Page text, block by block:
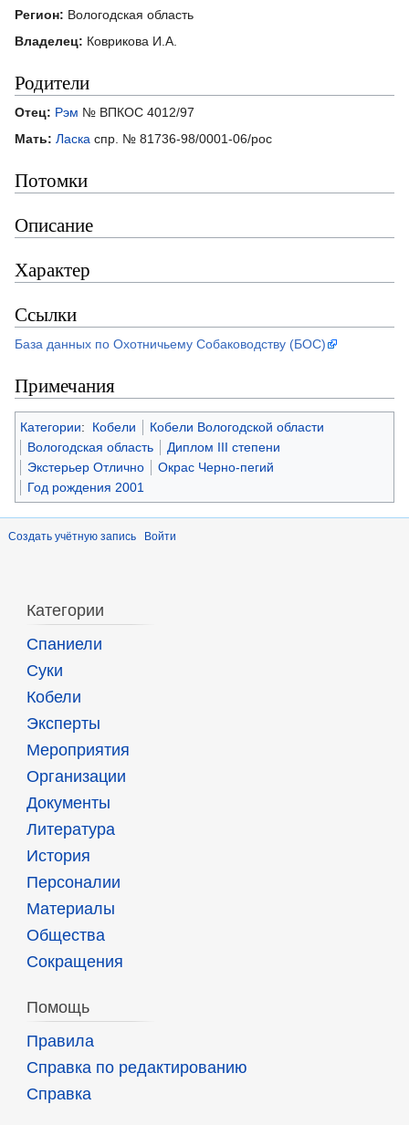
Регион: Вологодская область
Владелец: Коврикова И.А.
Родители
Отец: Рэм № ВПКОС 4012/97
Мать: Ласка спр. № 81736-98/0001-06/рос
Потомки
Описание
Характер
Ссылки
База данных по Охотничьему Собаководству (БОС)
Примечания
Категории: Кобели
Кобели Вологодской области
Вологодская область
Диплом III степени
Экстерьер Отлично
Окрас Черно-пегий
Год рождения 2001
Создать учётную запись Войти
Категории
Спаниели
Суки
Кобели
Эксперты
Мероприятия
Организации
Документы
Литература
История
Персоналии
Материалы
Общества
Сокращения
Помощь
Правила
Справка по редактированию
Справка